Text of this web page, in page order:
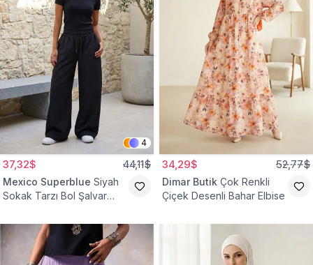
4
37,32$ 44,11$
Mexico Superblue Siyah
Sokak Tarzı Bol Şalvar
34,29$ 52,77$
Dimar Butik Çok Renkli
Çiçek Desenli Bahar Elbise